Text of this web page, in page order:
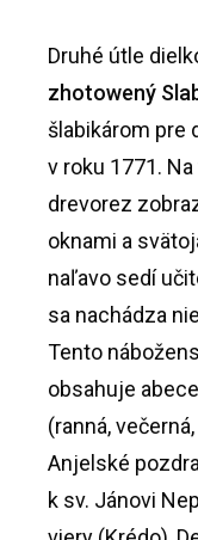
Druhé útle
zhotowený
šlabikárom pre
v roku 1771.
drevorez
oknami a
naľavo sedí
sa nachádza
Tento
obsahuje
(ranná,
Anjelské
k sv. Jánovi